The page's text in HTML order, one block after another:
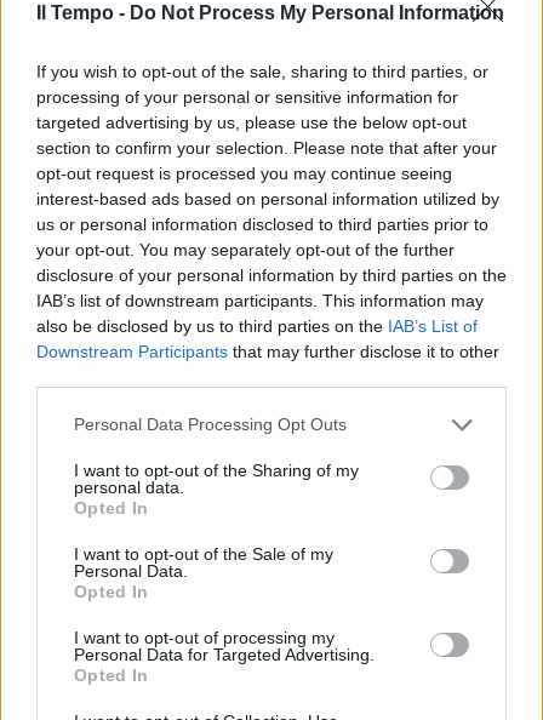
Il Tempo - Do Not Process My Personal Information
If you wish to opt-out of the sale, sharing to third parties, or
processing of your personal or sensitive information for
targeted advertising by us, please use the below opt-out
section to confirm your selection. Please note that after your
opt-out request is processed you may continue seeing
interest-based ads based on personal information utilized by
us or personal information disclosed to third parties prior to
your opt-out. You may separately opt-out of the further
disclosure of your personal information by third parties on the
IAB’s list of downstream participants. This information may
also be disclosed by us to third parties on the IAB’s List of
Downstream Participants that may further disclose it to other
Personal Data Processing Opt Outs
I want to opt-out of the Sharing of my
personal data.
Opted In
I want to opt-out of the Sale of my
Personal Data.
Opted In
I want to opt-out of processing my
Personal Data for Targeted Advertising.
Opted In